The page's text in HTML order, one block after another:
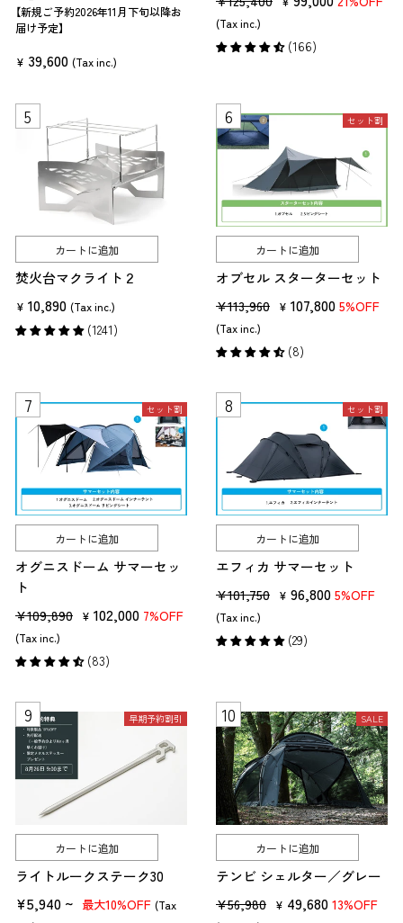
【新規ご予約2026年11月下旬以降お
届け予定】
¥ 39,600 (Tax inc.)
売
価
ル
(Tax inc.)
(166)
カートに追加
焚火台マクライト２
¥ 10,890 (Tax inc.)
(1241)
セット割
カートに追加
オブセル スターターセット
販
売
価
¥113,960 セ
ル
¥ 107,800 5%OFF
(Tax inc.)
(8)
セット割
カートに追加
オグニスドーム サマーセッ
ト
販
売
価
¥109,890 セ
ル
¥ 102,000 7%OFF
(Tax inc.)
(83)
セット割
カートに追加
エフィカ サマーセット
販
売
価
¥101,750 セ
ル
¥ 96,800 5%OFF
(Tax inc.)
(29)
早期予約割引
カートに追加
ライトルークステーク30
¥5,940 ~ 最大10%OFF (Tax
SALE
カートに追加
テンビ シェルター／グレー
販
¥56,980 セ
¥ 49,680 13%OFF